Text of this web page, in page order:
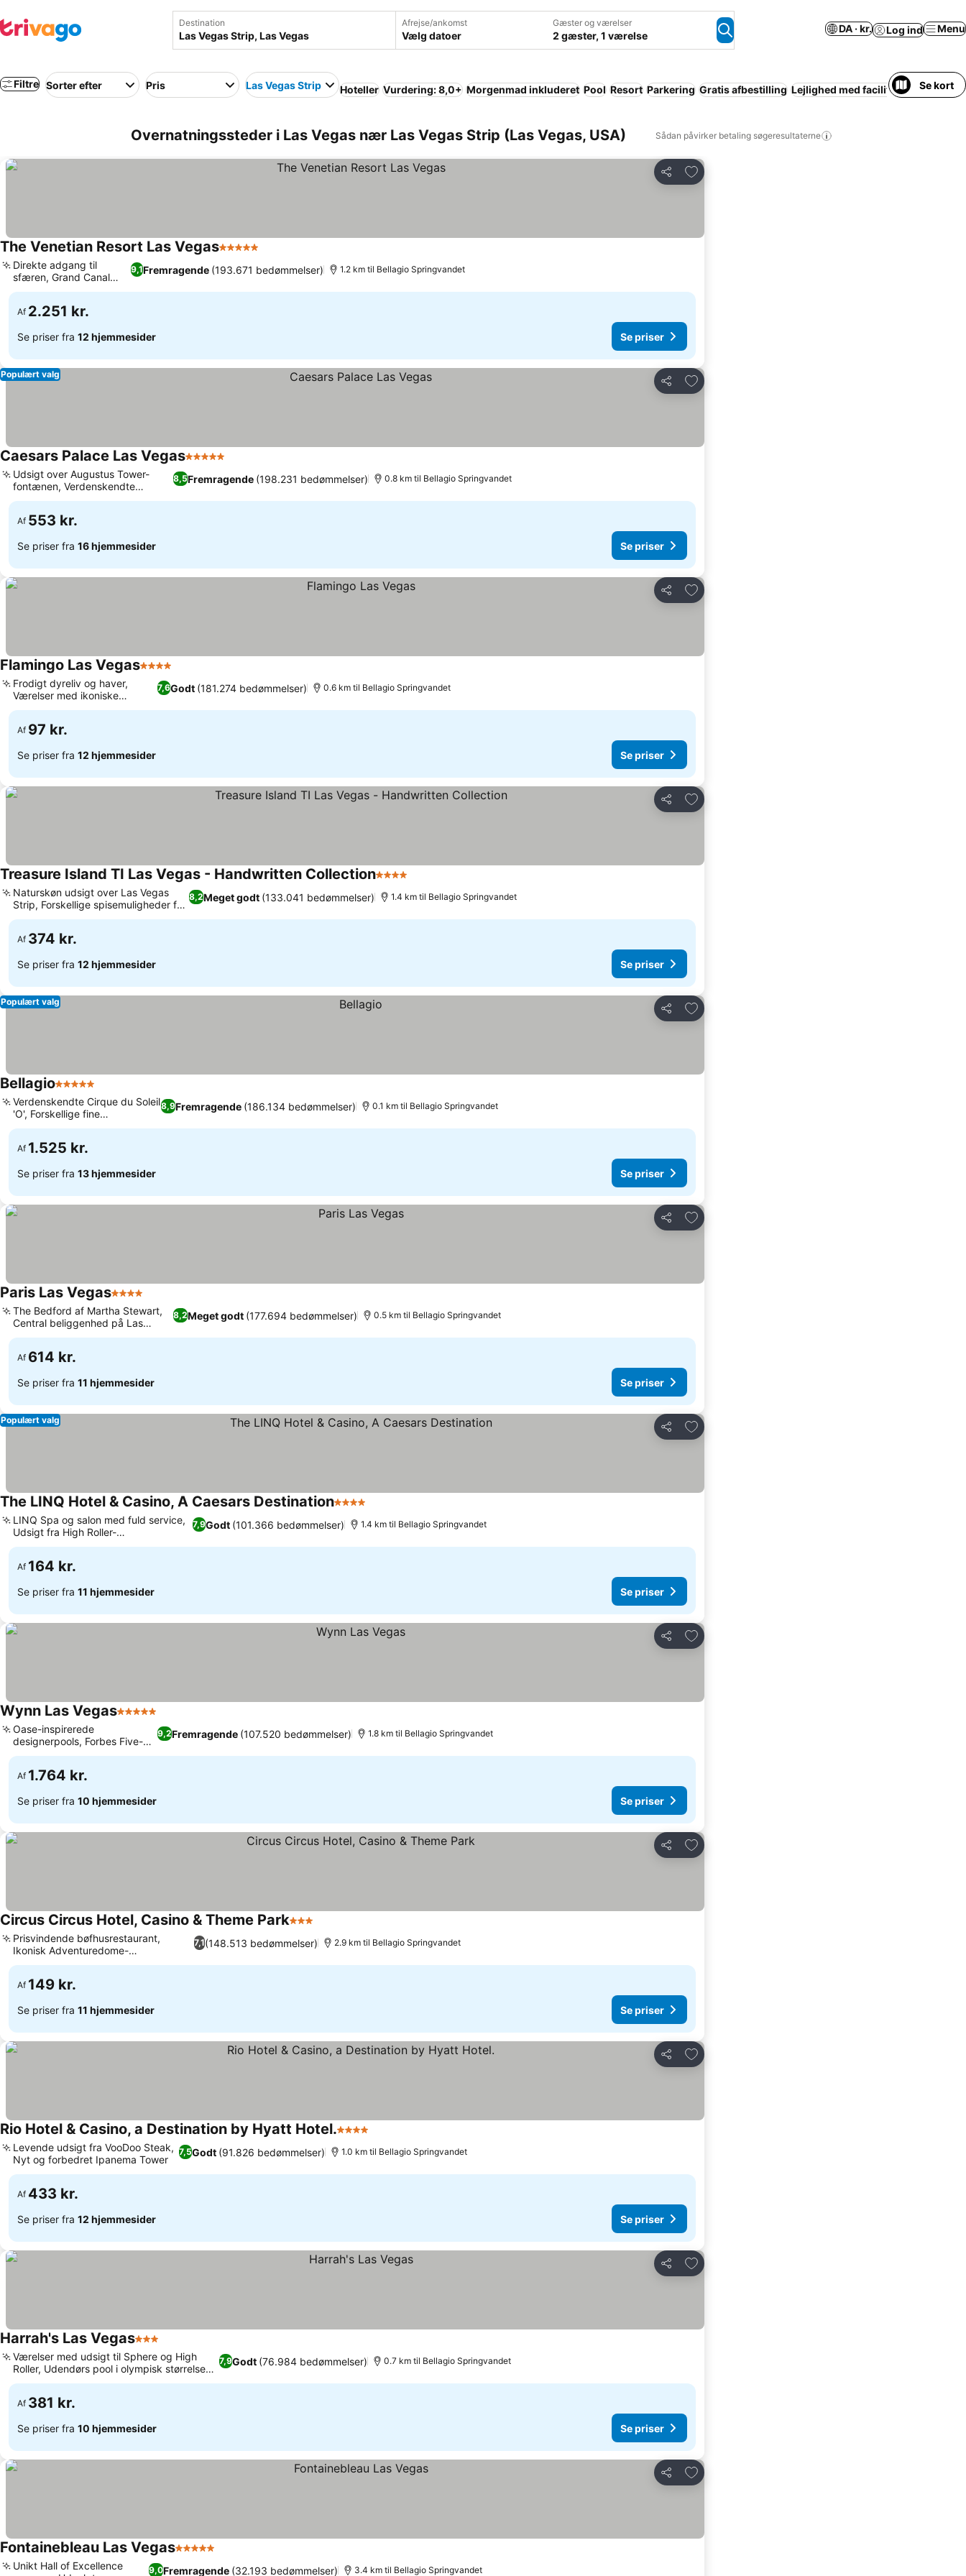
Destination Afrejse/ankomst
Vælg datoer
Gæster og værelser
2 gæster, 1 værelse
DA · kr. Log ind Menu
Filtre Sorter efter Pris Las Vegas Strip Hoteller Vurdering: 8,0+ Morgenmad inkluderet Pool Resort Parkering Gratis afbestilling Lejlighed med faciliteter Se kort
Overnatningssteder i Las Vegas nær Las Vegas Strip (Las Vegas, USA) Sådan påvirker betaling søgeresultaterne
Del
Føj til favoritter
The Venetian Resort Las Vegas5 Stjerner
9,1Fremragende (193.671 bedømmelser)
Direkte adgang til
sfæren, Grand Canal
Shoppes
1.2 km til Bellagio Springvandet
Af 2.251 kr.
Se priser fra 12 hjemmesider Se priser
Del
Føj til favoritter
Populært valg
Caesars Palace Las Vegas5 Stjerner
8,5Fremragende (198.231 bedømmelser)
Udsigt over Augustus Tower-
fontænen, Verdenskendte
kendissers middag
0.8 km til Bellagio Springvandet
Af 553 kr.
Se priser fra 16 hjemmesider Se priser
Del
Føj til favoritter
Flamingo Las Vegas4 Stjerner
7,6Godt (181.274 bedømmelser)
Frodigt dyreliv og haver,
Værelser med ikoniske
udsigter
0.6 km til Bellagio Springvandet
Af 97 kr.
Se priser fra 12 hjemmesider Se priser
Del
Føj til favoritter
Treasure Island TI Las Vegas - Handwritten Collection4 Stjerner
8,2Meget godt (133.041 bedømmelser)
Naturskøn udsigt over Las Vegas
Strip, Forskellige spisemuligheder fra
hele verden
1.4 km til Bellagio Springvandet
Af 374 kr.
Se priser fra 12 hjemmesider Se priser
Del
Føj til favoritter
Populært valg
Bellagio5 Stjerner
8,9Fremragende (186.134 bedømmelser)
Verdenskendte Cirque du Soleil
'O', Forskellige fine
spiseoplevelser
0.1 km til Bellagio Springvandet
Af 1.525 kr.
Se priser fra 13 hjemmesider Se priser
Del
Føj til favoritter
Paris Las Vegas4 Stjerner
8,2Meget godt (177.694 bedømmelser)
The Bedford af Martha Stewart,
Central beliggenhed på Las
Vegas Strip
0.5 km til Bellagio Springvandet
Af 614 kr.
Se priser fra 11 hjemmesider Se priser
Del
Føj til favoritter
Populært valg
The LINQ Hotel & Casino, A Caesars Destination4 Stjerner
7,9Godt (101.366 bedømmelser)
LINQ Spa og salon med fuld service,
Udsigt fra High Roller-
observationshjulet
1.4 km til Bellagio Springvandet
Af 164 kr.
Se priser fra 11 hjemmesider Se priser
Del
Føj til favoritter
Wynn Las Vegas5 Stjerner
9,2Fremragende (107.520 bedømmelser)
Oase-inspirerede
designerpools, Forbes Five-
Star spa-faciliteter
1.8 km til Bellagio Springvandet
Af 1.764 kr.
Se priser fra 10 hjemmesider Se priser
Del
Føj til favoritter
Circus Circus Hotel, Casino & Theme Park3 Stjerner
7,1(148.513 bedømmelser)
Prisvindende bøfhusrestaurant,
Ikonisk Adventuredome-
forlystelsespark
2.9 km til Bellagio Springvandet
Af 149 kr.
Se priser fra 11 hjemmesider Se priser
Del
Føj til favoritter
Rio Hotel & Casino, a Destination by Hyatt Hotel.4 Stjerner
7,5Godt (91.826 bedømmelser)
Levende udsigt fra VooDoo Steak,
Nyt og forbedret Ipanema Tower
1.0 km til Bellagio Springvandet
Af 433 kr.
Se priser fra 12 hjemmesider Se priser
Del
Føj til favoritter
Harrah's Las Vegas3 Stjerner
7,9Godt (76.984 bedømmelser)
Værelser med udsigt til Sphere og High
Roller, Udendørs pool i olympisk størrelse
med cabanas
0.7 km til Bellagio Springvandet
Af 381 kr.
Se priser fra 10 hjemmesider Se priser
Del
Føj til favoritter
Fontainebleau Las Vegas5 Stjerner
9,0Fremragende (32.193 bedømmelser)
Unikt Hall of Excellence
3.4 km til Bellagio Springvandet